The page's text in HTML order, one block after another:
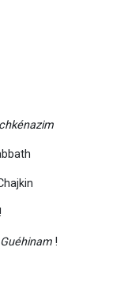
Guéhinam !